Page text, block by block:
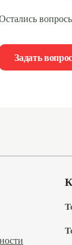
Задать вопрос